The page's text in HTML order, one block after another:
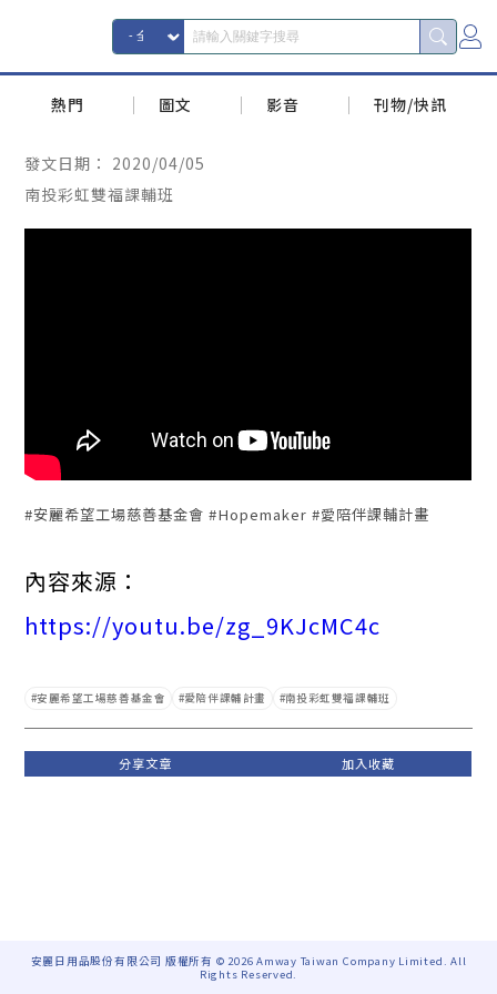
熱門 圖文 影音 刊物/快訊
發文日期： 2020/04/05
南投彩虹雙福課輔班
#安麗希望工場慈善基金會 #Hopemaker #愛陪伴課輔計畫
內容來源：
https://youtu.be/zg_9KJcMC4c
安麗希望工場慈善基金會 愛陪伴課輔計畫 南投彩虹雙福課輔班
安麗日用品股份有限公司 版權所有 © 2026 Amway Taiwan Company Limited. All
Rights Reserved.